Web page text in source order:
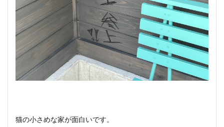
猫の小さめな家が面白いです。